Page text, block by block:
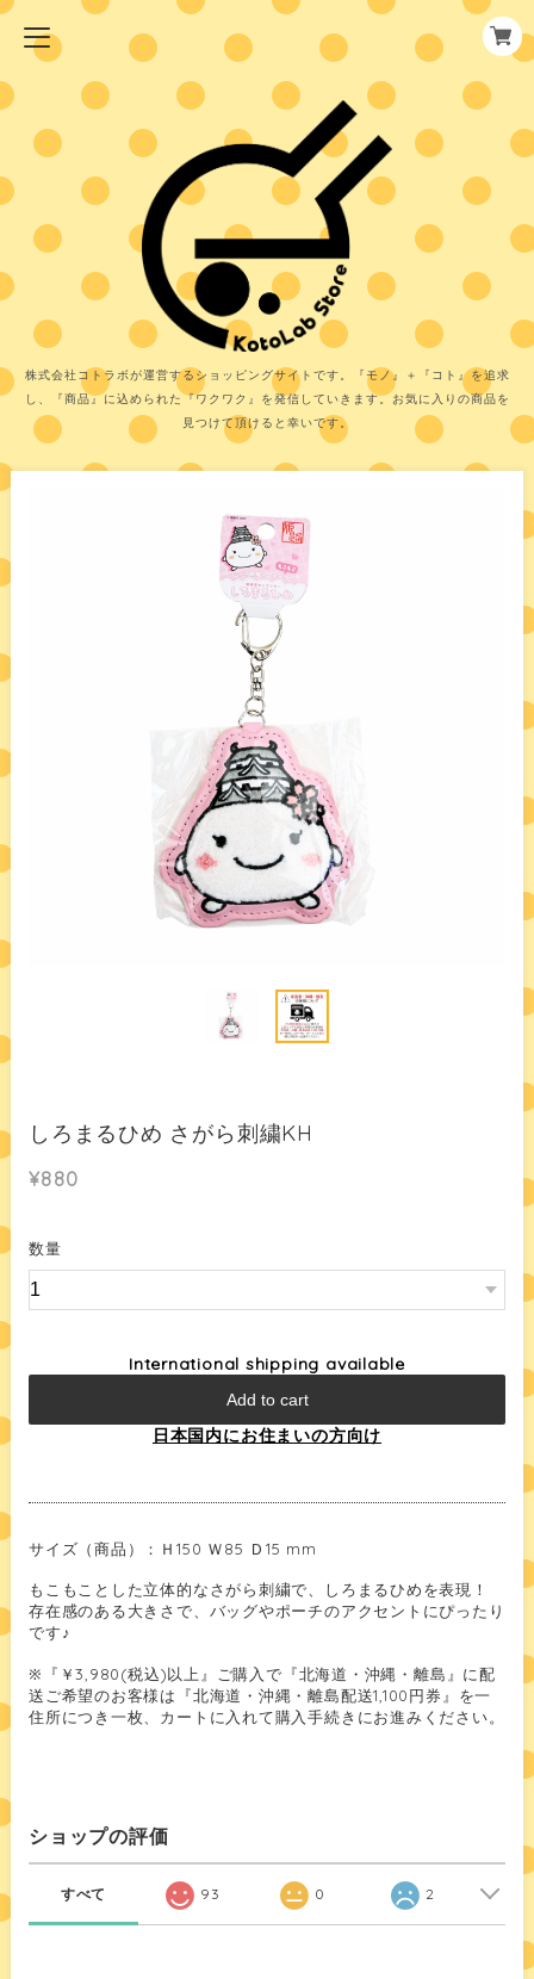
株式会社コトラボが運営するショッピングサイトです。『モノ』＋『コト』を追求
し、『商品』に込められた『ワクワク』を発信していきます。お気に入りの商品を
見つけて頂けると幸いです。
しろまるひめ さがら刺繍KH
¥880
数量
International shipping available
Add to cart
日本国内にお住まいの方向け
サイズ（商品）：Ｈ150 Ｗ85 Ｄ15 mm
もこもことした立体的なさがら刺繍で、しろまるひめを表現！
存在感のある大きさで、バッグやポーチのアクセントにぴったり
です♪
※『￥3,980(税込)以上』ご購入で『北海道・沖縄・離島』に配
送ご希望のお客様は『北海道・沖縄・離島配送1,100円券』を一
住所につき一枚、カートに入れて購入手続きにお進みください。
ショップの評価
すべて 93 0 2